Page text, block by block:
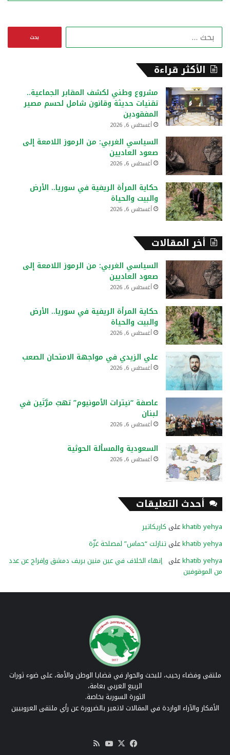
ن
الأكثر قراءة
مشروع وطني لكشف المقابر الجماعية..
تقنيات حديثة وقانون شامل لحسم مصير
المفقودين
أغسطس 6, 2026
السياسي الغربي: من الرموز اللامعة إلى
صعود العاديين
أغسطس 6, 2026
حكاية المرأة الريفية في سوريا.. الأرض
والبيت والحياة
أغسطس 6, 2026
أخر المقالات
السياسي الغربي: من الرموز اللامعة إلى
صعود العاديين
أغسطس 6, 2026
حكاية المرأة الريفية في سوريا.. الأرض
والبيت والحياة
أغسطس 6, 2026
علي الزيدي في مواجهة الامتحان الصعب
أغسطس 6, 2026
عاصفة “نيترات الأمونيوم” تهبّ مرَّتَين في
لبنان
أغسطس 6, 2026
السعودية والمسألة الحوثية
أغسطس 6, 2026
أحدث التعليقات
khatib yehyaعلى كاريكاتير
khatib yehyaعلى تنازلت “حماس” لمصلحة غزّة
khatib yehyaعلى إنهاء الخلاف في عين منين بريف دمشق وإفراج عن عدد
من الموقوفين
ملتقى وفضاء رحيب، للبحث والحوار في قضايا الوطن والأمة، على ضوء ثورات
الربيع العربي بعامة،
الثورة السورية بخاصة.
الأفكار والآراء الواردة في المقالات لاتعبر بالضرورة عن رأي ملتقى العروبيين
فيسبوك
‫X
‫YouTube